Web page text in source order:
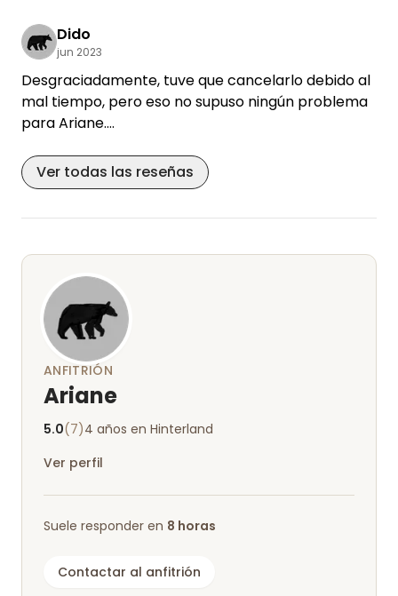
muy agradable. Me encantaría volver :-)
Dido
jun 2023
Desgraciadamente, tuve que cancelarlo debido al
mal tiempo, pero eso no supuso ningún problema
para Ariane.
¡Nos encantaría volver la próxima vez!
Ver todas las reseñas
ANFITRIÓN
Ariane
5.0(7)4 años en Hinterland
Ver perfil
Suele responder en 8 horas
Contactar al anfitrión